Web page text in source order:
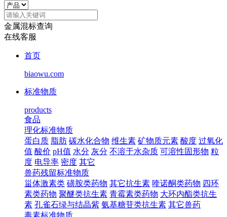
金属混标查询
在线客服
首页
biaowu.com
标准物质
products
食品
理化标准物质
蛋白质 脂肪 碳水化合物 维生素 矿物质元素 酸度 过氧化
值 酸价 pH值 水分 灰分 不溶于水杂质 可溶性固形物 粒
度 电导率 密度 其它
兽药残留标准物质
甾体激素类 磺胺类药物 其它抗生素 喹诺酮类药物 四环
素类药物 聚醚类抗生素 青霉素类药物 大环内酯类抗生
素 孔雀石绿与结晶紫 氨基糖苷类抗生素 其它兽药
毒素标准物质